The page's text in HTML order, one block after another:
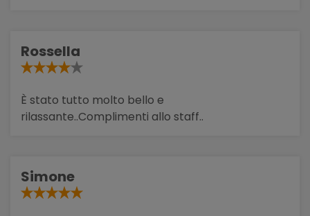
Rossella
È stato tutto molto bello e
rilassante..Complimenti allo staff..
Simone